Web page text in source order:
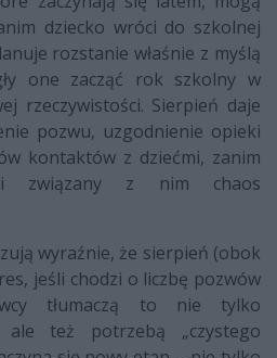
dziecko wróci do szkolnej
rozstanie właśnie z myślą
one zacząć rok szkolny w
rzeczywistości. Sierpień daje
pozwu, uzgodnienie opieki
kontaktów z dziećmi, zanim
i związany z nim chaos
wyraźnie, że sierpień (obok
jeśli chodzi o liczbę pozwów
tłumaczą to nie tylko
ale też potrzebą „czystego